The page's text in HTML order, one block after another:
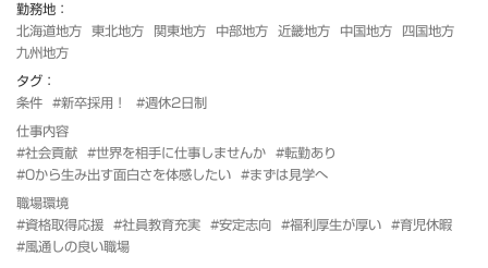
勤務地：
北海道地方
東北地方 関東地方 中部地方 近畿地方 中国地方
四国地方
九州地方
タグ：
条件
#新卒採用！ #週休2日制
仕事内容
#社会貢献
#世界を相手に仕事しませんか
#転勤あり
#0から生み出す面白さを体感したい
#まずは見学へ
職場環境
#資格取得応援
#社員教育充実 #安定志向 #福利厚生が厚い
#育児休暇
#風通しの良い職場